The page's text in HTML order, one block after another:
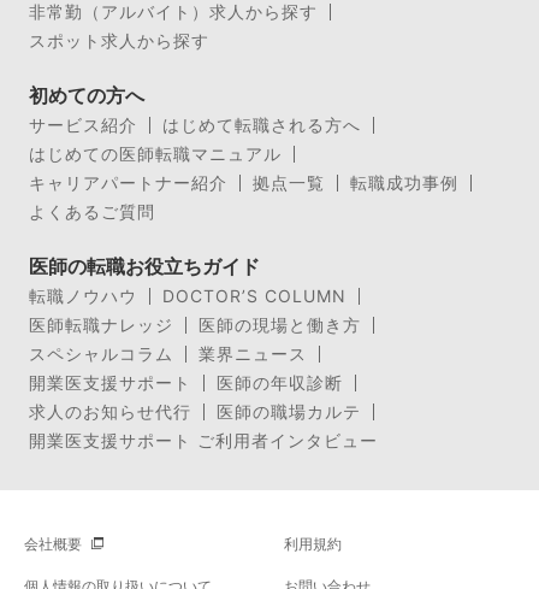
非常勤（アルバイト）求人から探す
スポット求人から探す
初めての方へ
サービス紹介
はじめて転職される方へ
はじめての医師転職マニュアル
キャリアパートナー紹介
拠点一覧
転職成功事例
よくあるご質問
医師の転職お役立ちガイド
転職ノウハウ
DOCTOR’S COLUMN
医師転職ナレッジ
医師の現場と働き方
スペシャルコラム
業界ニュース
開業医支援サポート
医師の年収診断
求人のお知らせ代行
医師の職場カルテ
開業医支援サポート ご利用者インタビュー
会社概要 利用規約